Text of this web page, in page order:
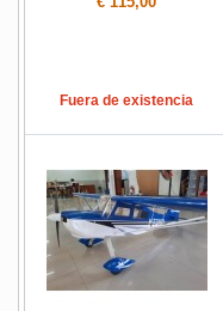
Fuera de existencia